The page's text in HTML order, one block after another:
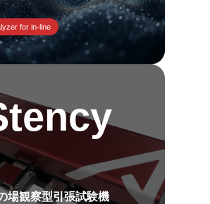
for in-line
場観察型引張試験機